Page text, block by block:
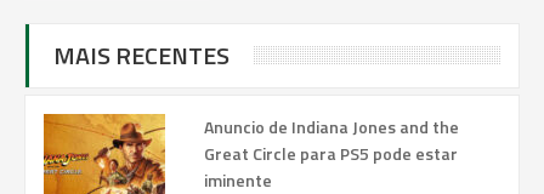
MAIS RECENTES
Anuncio de Indiana Jones and the
Great Circle para PS5 pode estar
iminente